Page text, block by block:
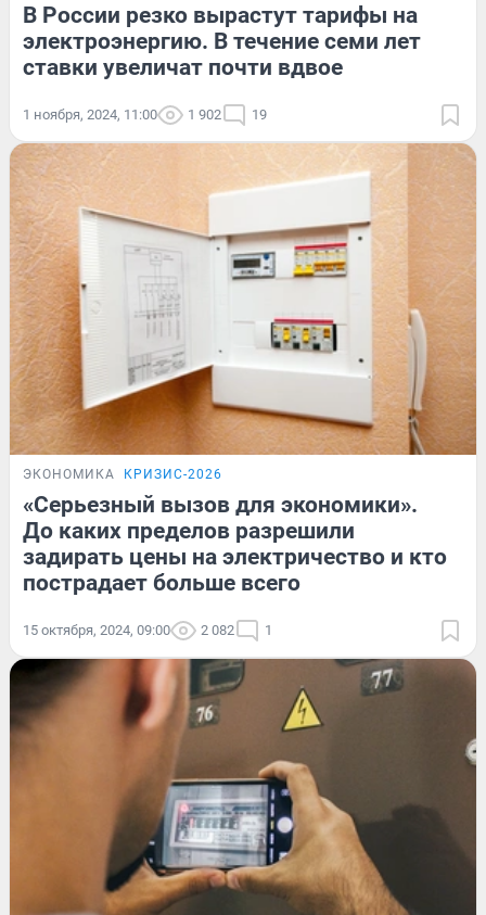
В России резко вырастут тарифы на
электроэнергию. В течение семи лет
ставки увеличат почти вдвое
1 ноября, 2024, 11:00 1 902 19
ЭКОНОМИКА КРИЗИС-2026
«Серьезный вызов для экономики».
До каких пределов разрешили
задирать цены на электричество и кто
пострадает больше всего
15 октября, 2024, 09:00 2 082 1